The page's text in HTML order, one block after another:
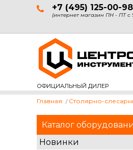
+7 (495) 125-00-98
(интернет магазин ПН - ПТ с
ОФИЦИАЛЬНЫЙ ДИЛЕР
Каталог
Новинки
Главная Столярно-